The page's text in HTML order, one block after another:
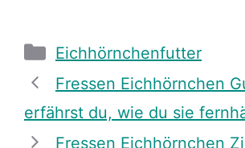
Categories
Eichhörnchenfutter
Fressen Eichhörnchen
erfährst du, wie du sie
Fressen Eichhörnchen